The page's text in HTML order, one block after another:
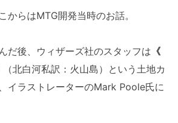
からはMTG開発当時のお話。
だ後、ウィザーズ社のスタッフは 《
（北白河私訳：火山島）という土地カ
イラストレーターのMark Poole氏に